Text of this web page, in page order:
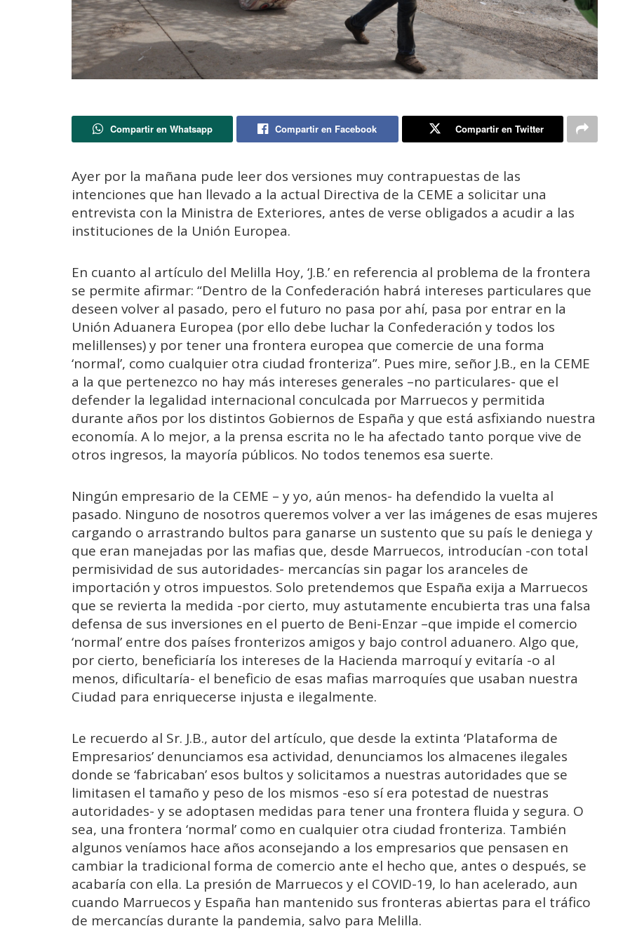
Compartir en Whatsapp Compartir en Facebook Compartir en Twitter
Ayer por la mañana pude leer dos versiones muy contrapuestas de las
intenciones que han llevado a la actual Directiva de la CEME a solicitar una
entrevista con la Ministra de Exteriores, antes de verse obligados a acudir a las
instituciones de la Unión Europea.
En cuanto al artículo del Melilla Hoy, ‘J.B.’ en referencia al problema de la frontera
se permite afirmar: “Dentro de la Confederación habrá intereses particulares que
deseen volver al pasado, pero el futuro no pasa por ahí, pasa por entrar en la
Unión Aduanera Europea (por ello debe luchar la Confederación y todos los
melillenses) y por tener una frontera europea que comercie de una forma
‘normal’, como cualquier otra ciudad fronteriza”. Pues mire, señor J.B., en la CEME
a la que pertenezco no hay más intereses generales –no particulares- que el
defender la legalidad internacional conculcada por Marruecos y permitida
durante años por los distintos Gobiernos de España y que está asfixiando nuestra
economía. A lo mejor, a la prensa escrita no le ha afectado tanto porque vive de
otros ingresos, la mayoría públicos. No todos tenemos esa suerte.
Ningún empresario de la CEME – y yo, aún menos- ha defendido la vuelta al
pasado. Ninguno de nosotros queremos volver a ver las imágenes de esas mujeres
cargando o arrastrando bultos para ganarse un sustento que su país le deniega y
que eran manejadas por las mafias que, desde Marruecos, introducían -con total
permisividad de sus autoridades- mercancías sin pagar los aranceles de
importación y otros impuestos. Solo pretendemos que España exija a Marruecos
que se revierta la medida -por cierto, muy astutamente encubierta tras una falsa
defensa de sus inversiones en el puerto de Beni-Enzar –que impide el comercio
‘normal’ entre dos países fronterizos amigos y bajo control aduanero. Algo que,
por cierto, beneficiaría los intereses de la Hacienda marroquí y evitaría -o al
menos, dificultaría- el beneficio de esas mafias marroquíes que usaban nuestra
Ciudad para enriquecerse injusta e ilegalmente.
Le recuerdo al Sr. J.B., autor del artículo, que desde la extinta ‘Plataforma de
Empresarios’ denunciamos esa actividad, denunciamos los almacenes ilegales
donde se ‘fabricaban’ esos bultos y solicitamos a nuestras autoridades que se
limitasen el tamaño y peso de los mismos -eso sí era potestad de nuestras
autoridades- y se adoptasen medidas para tener una frontera fluida y segura. O
sea, una frontera ‘normal’ como en cualquier otra ciudad fronteriza. También
algunos veníamos hace años aconsejando a los empresarios que pensasen en
cambiar la tradicional forma de comercio ante el hecho que, antes o después, se
acabaría con ella. La presión de Marruecos y el COVID-19, lo han acelerado, aun
cuando Marruecos y España han mantenido sus fronteras abiertas para el tráfico
de mercancías durante la pandemia, salvo para Melilla.